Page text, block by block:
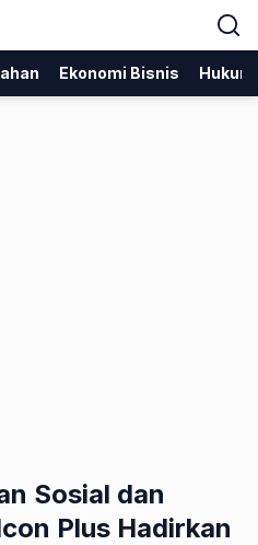
Ekonomi Bisnis Hukum
Sosial dan
Plus Hadirkan